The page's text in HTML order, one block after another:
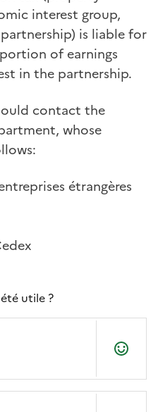
interest group,
is liable for
of earnings
in the partnership.
contact the
whose
étrangères
utile ?